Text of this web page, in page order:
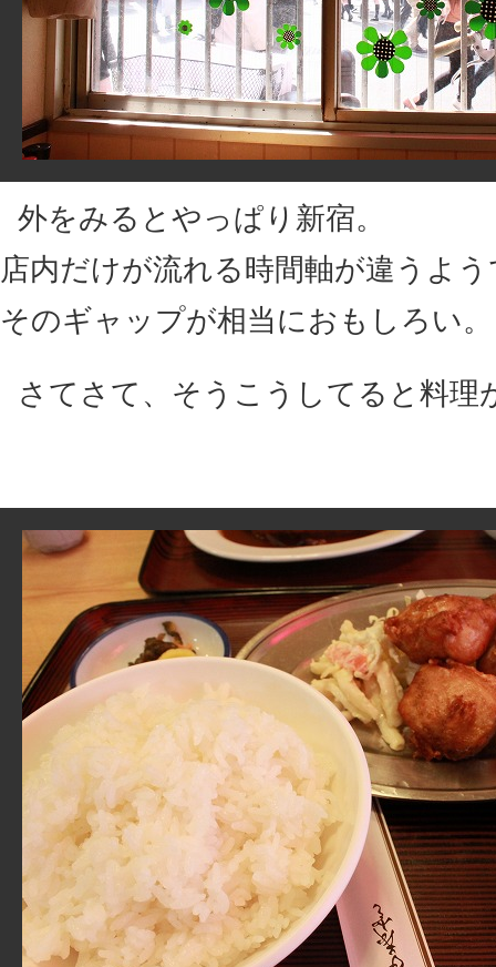
外をみるとやっぱり新宿。
店内だけが流れる時間軸が違うよう
そのギャップが相当におもしろい。
さてさて、そうこうしてると料理